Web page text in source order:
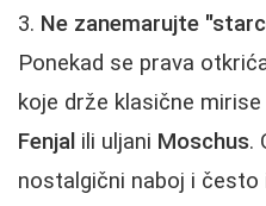
Ne zanemarujte
Ponekad se prava
koje drže klasične
Fenjal ili uljani Moschus.
nostalgični naboj i